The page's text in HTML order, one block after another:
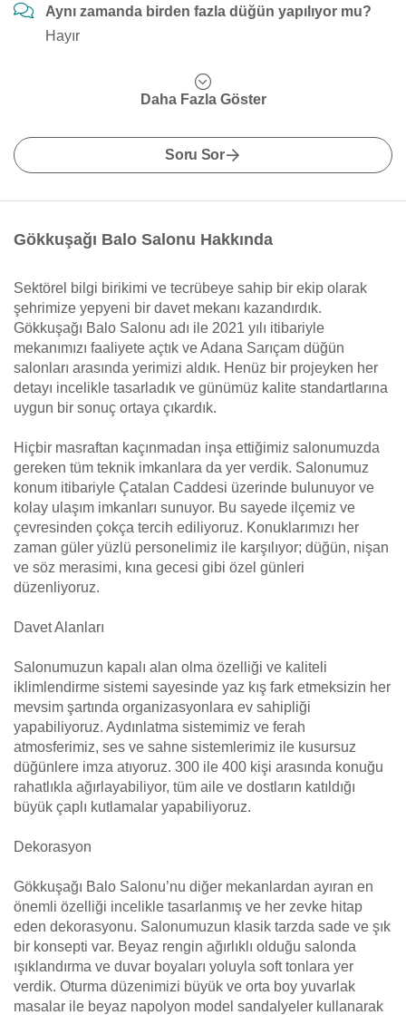
Aynı zamanda birden fazla düğün yapılıyor mu?
Hayır
Daha Fazla Göster
Soru Sor
Gökkuşağı Balo Salonu Hakkında
Sektörel bilgi birikimi ve tecrübeye sahip bir ekip olarak
şehrimize yepyeni bir davet mekanı kazandırdık.
Gökkuşağı Balo Salonu adı ile 2021 yılı itibariyle
mekanımızı faaliyete açtık ve Adana Sarıçam düğün
salonları arasında yerimizi aldık. Henüz bir projeyken her
detayı incelikle tasarladık ve günümüz kalite standartlarına
uygun bir sonuç ortaya çıkardık.
Hiçbir masraftan kaçınmadan inşa ettiğimiz salonumuzda
gereken tüm teknik imkanlara da yer verdik. Salonumuz
konum itibariyle Çatalan Caddesi üzerinde bulunuyor ve
kolay ulaşım imkanları sunuyor. Bu sayede ilçemiz ve
çevresinden çokça tercih ediliyoruz. Konuklarımızı her
zaman güler yüzlü personelimiz ile karşılıyor; düğün, nişan
ve söz merasimi, kına gecesi gibi özel günleri
düzenliyoruz.
Davet Alanları
Salonumuzun kapalı alan olma özelliği ve kaliteli
iklimlendirme sistemi sayesinde yaz kış fark etmeksizin her
mevsim şartında organizasyonlara ev sahipliği
yapabiliyoruz. Aydınlatma sistemimiz ve ferah
atmosferimiz, ses ve sahne sistemlerimiz ile kusursuz
düğünlere imza atıyoruz. 300 ile 400 kişi arasında konuğu
rahatlıkla ağırlayabiliyor, tüm aile ve dostların katıldığı
büyük çaplı kutlamalar yapabiliyoruz.
Dekorasyon
Gökkuşağı Balo Salonu’nu diğer mekanlardan ayıran en
önemli özelliği incelikle tasarlanmış ve her zevke hitap
eden dekorasyonu. Salonumuzun klasik tarzda sade ve şık
bir konsepti var. Beyaz rengin ağırlıklı olduğu salonda
ışıklandırma ve duvar boyaları yoluyla soft tonlara yer
verdik. Oturma düzenimizi büyük ve orta boy yuvarlak
masalar ile beyaz napolyon model sandalyeler kullanarak